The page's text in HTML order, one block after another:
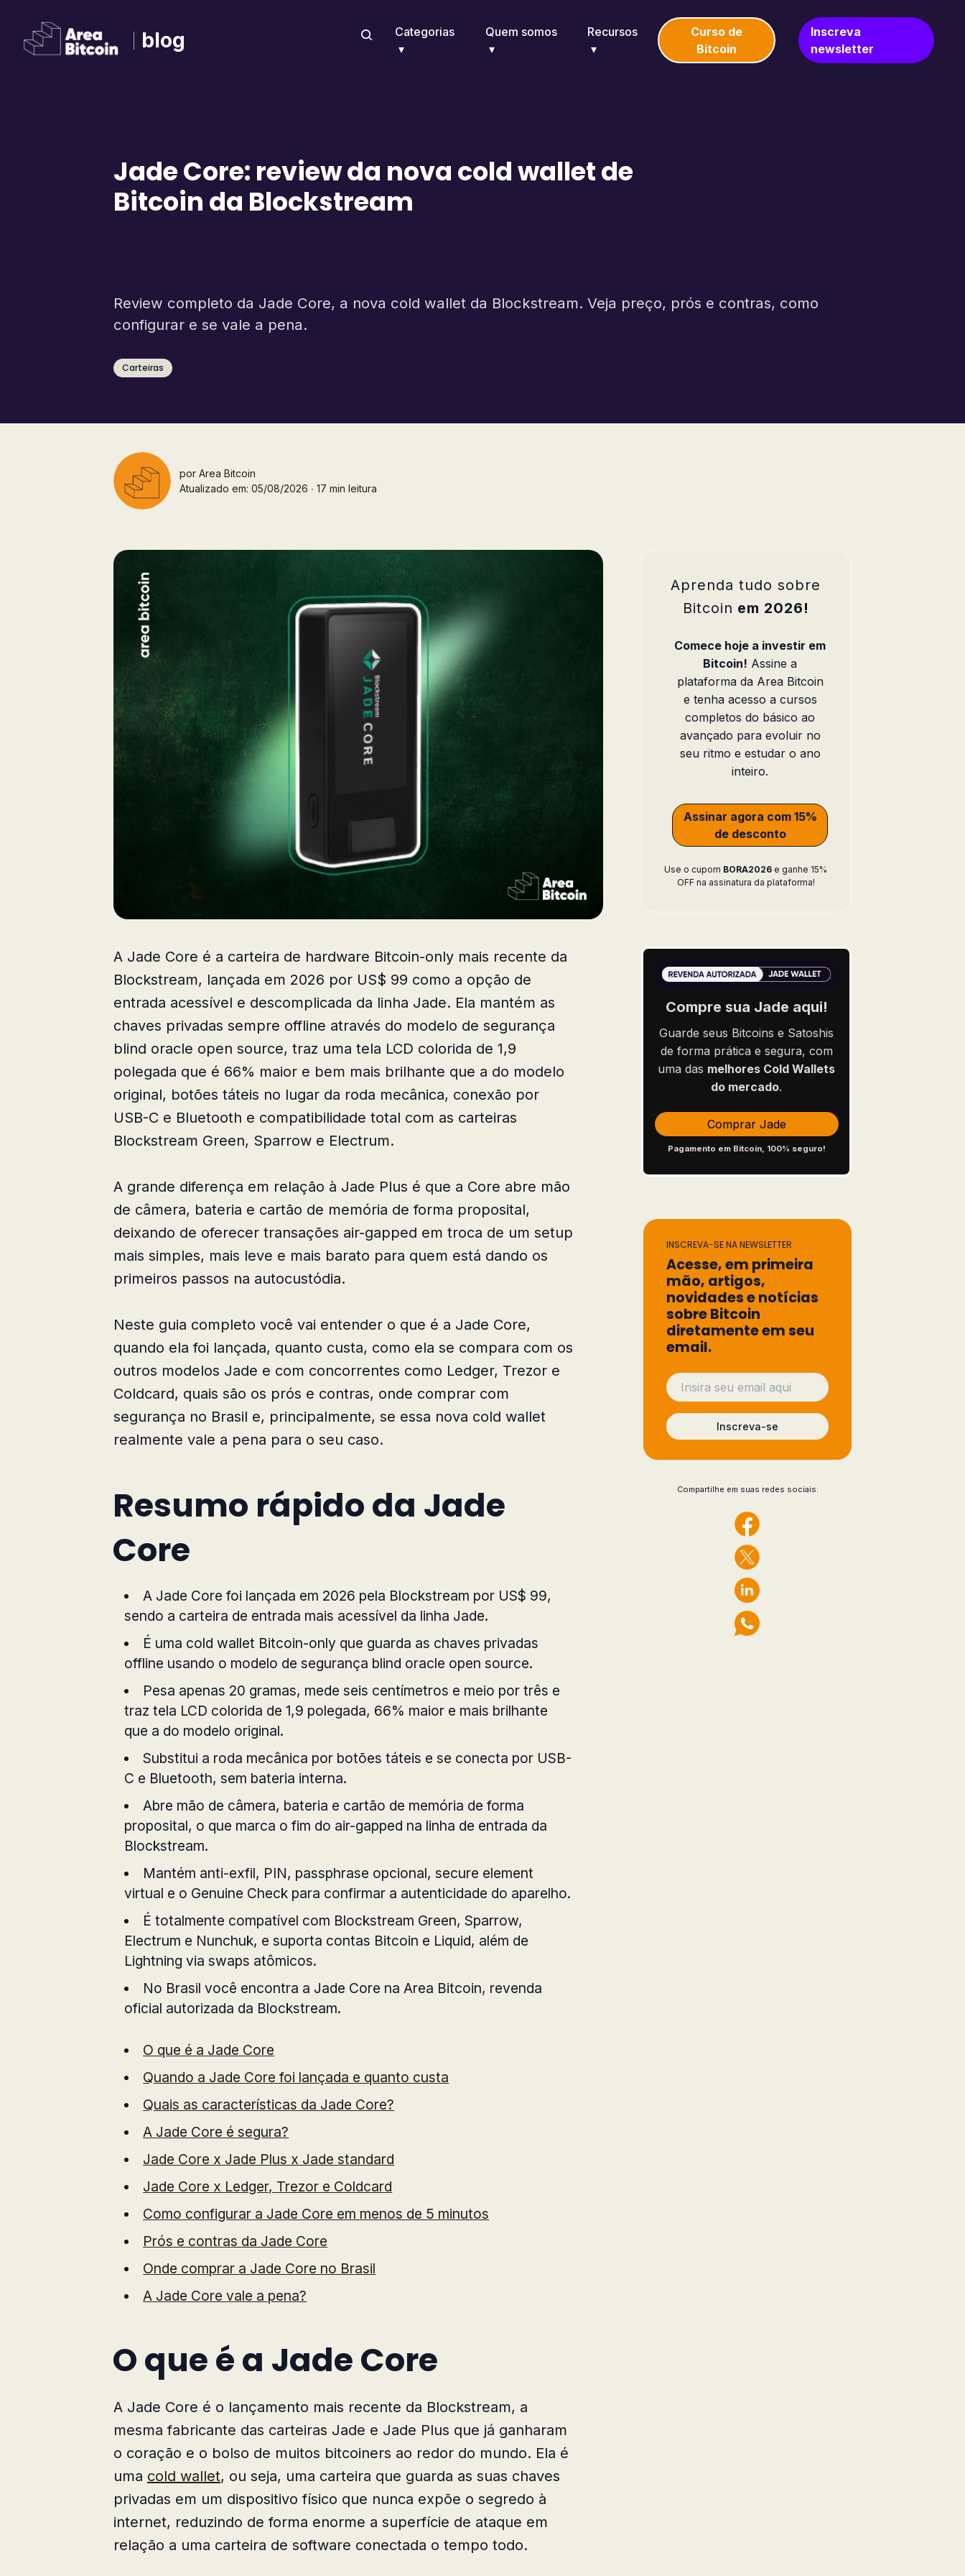
blog Categorias Quem somos Recursos
Curso de
Bitcoin
Inscreva
newsletter
Jade Core: review da nova cold wallet de
Bitcoin da Blockstream
Review completo da Jade Core, a nova cold wallet da Blockstream. Veja preço, prós e contras, como
configurar e se vale a pena.
Carteiras
por Area Bitcoin
Atualizado em: 05/08/2026 ∙ 17 min leitura
Aprenda tudo sobre
Bitcoin em 2026!
Comece hoje a investir em
Bitcoin! Assine a
plataforma da Area Bitcoin
e tenha acesso a cursos
completos do básico ao
avançado para evoluir no
seu ritmo e estudar o ano
inteiro.
Assinar agora com 15%
de desconto
Use o cupom BORA2026 e ganhe 15%
OFF na assinatura da plataforma!
Compre sua Jade aqui!
Guarde seus Bitcoins e Satoshis
de forma prática e segura, com
uma das melhores Cold Wallets
do mercado.
Comprar Jade
Pagamento em Bitcoin, 100% seguro!
INSCREVA-SE NA NEWSLETTER
Acesse, em primeira
mão, artigos,
novidades e notícias
sobre Bitcoin
diretamente em seu
email.
Inscreva-se
Compartilhe em suas redes sociais:
A Jade Core é a carteira de hardware Bitcoin-only mais recente da
Blockstream, lançada em 2026 por US$ 99 como a opção de
entrada acessível e descomplicada da linha Jade. Ela mantém as
chaves privadas sempre offline através do modelo de segurança
blind oracle open source, traz uma tela LCD colorida de 1,9
polegada que é 66% maior e bem mais brilhante que a do modelo
original, botões táteis no lugar da roda mecânica, conexão por
USB-C e Bluetooth e compatibilidade total com as carteiras
Blockstream Green, Sparrow e Electrum.
A grande diferença em relação à Jade Plus é que a Core abre mão
de câmera, bateria e cartão de memória de forma proposital,
deixando de oferecer transações air-gapped em troca de um setup
mais simples, mais leve e mais barato para quem está dando os
primeiros passos na autocustódia.
Neste guia completo você vai entender o que é a Jade Core,
quando ela foi lançada, quanto custa, como ela se compara com os
outros modelos Jade e com concorrentes como Ledger, Trezor e
Coldcard, quais são os prós e contras, onde comprar com
segurança no Brasil e, principalmente, se essa nova cold wallet
realmente vale a pena para o seu caso.
Resumo rápido da Jade
Core
A Jade Core foi lançada em 2026 pela Blockstream por US$ 99,
sendo a carteira de entrada mais acessível da linha Jade.
É uma cold wallet Bitcoin-only que guarda as chaves privadas
offline usando o modelo de segurança blind oracle open source.
Pesa apenas 20 gramas, mede seis centímetros e meio por três e
traz tela LCD colorida de 1,9 polegada, 66% maior e mais brilhante
que a do modelo original.
Substitui a roda mecânica por botões táteis e se conecta por USB-
C e Bluetooth, sem bateria interna.
Abre mão de câmera, bateria e cartão de memória de forma
proposital, o que marca o fim do air-gapped na linha de entrada da
Blockstream.
Mantém anti-exfil, PIN, passphrase opcional, secure element
virtual e o Genuine Check para confirmar a autenticidade do aparelho.
É totalmente compatível com Blockstream Green, Sparrow,
Electrum e Nunchuk, e suporta contas Bitcoin e Liquid, além de
Lightning via swaps atômicos.
No Brasil você encontra a Jade Core na Area Bitcoin, revenda
oficial autorizada da Blockstream.
O que é a Jade Core
Quando a Jade Core foi lançada e quanto custa
Quais as características da Jade Core?
A Jade Core é segura?
Jade Core x Jade Plus x Jade standard
Jade Core x Ledger, Trezor e Coldcard
Como configurar a Jade Core em menos de 5 minutos
Prós e contras da Jade Core
Onde comprar a Jade Core no Brasil
A Jade Core vale a pena?
O que é a Jade Core
A Jade Core é o lançamento mais recente da Blockstream, a
mesma fabricante das carteiras Jade e Jade Plus que já ganharam
o coração e o bolso de muitos bitcoiners ao redor do mundo. Ela é
uma cold wallet, ou seja, uma carteira que guarda as suas chaves
privadas em um dispositivo físico que nunca expõe o segredo à
internet, reduzindo de forma enorme a superfície de ataque em
relação a uma carteira de software conectada o tempo todo.